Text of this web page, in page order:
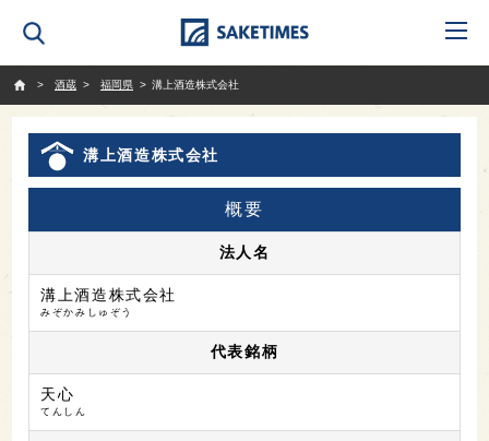
酒蔵
福岡県 溝上酒造株式会社
溝上酒造株式会社
概要
法人名
溝上酒造株式会社
みぞかみしゅぞう
代表銘柄
天心
てんしん